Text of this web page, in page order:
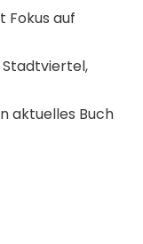
Fokus auf
Stadtviertel,
aktuelles Buch